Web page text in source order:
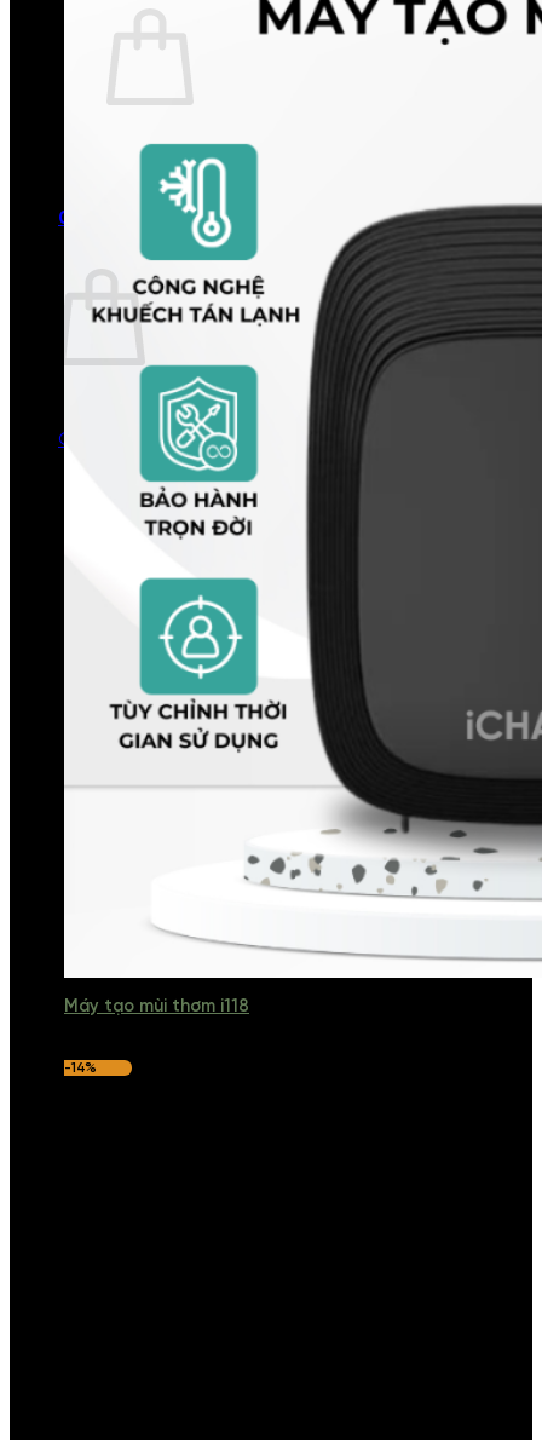
Quay trở lại cửa hàng
0
Giỏ hàng
Chưa có sản phẩm trong giỏ hàng.
Quay trở lại cửa hàng
Máy tạo mùi thơm i118
-14%